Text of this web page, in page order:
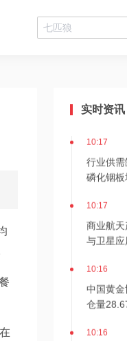
实时资讯
板块异动
10:17
行业供需
磷化铟板
10:17
商业航
与卫星
10:16
中国黄
仓量
10:16